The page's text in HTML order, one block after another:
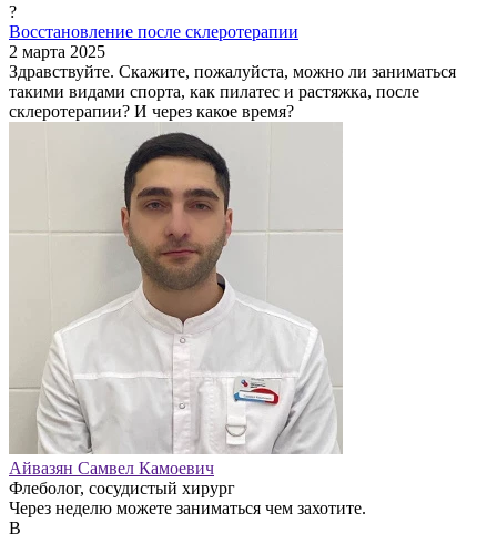
?
Восстановление после склеротерапии
2 марта 2025
Здравствуйте. Скажите, пожалуйста, можно ли заниматься
такими видами спорта, как пилатес и растяжка, после
склеротерапии? И через какое время?
Айвазян Самвел Камоевич
Флеболог, сосудистый хирург
Через неделю можете заниматься чем захотите.
В